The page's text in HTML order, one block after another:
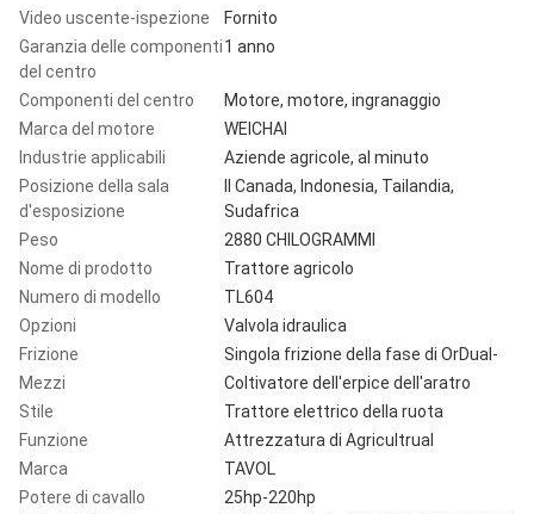
Video uscente-ispezione
Fornito
Garanzia delle componenti
del centro
1 anno
Componenti del centro
Motore, motore, ingranaggio
Marca del motore
WEICHAI
Industrie applicabili
Aziende agricole, al minuto
Posizione della sala
d'esposizione
Il Canada, Indonesia, Tailandia,
Sudafrica
Peso
2880 CHILOGRAMMI
Nome di prodotto
Trattore agricolo
Numero di modello
TL604
Opzioni
Valvola idraulica
Frizione
Singola frizione della fase di OrDual-
Mezzi
Coltivatore dell'erpice dell'aratro
Stile
Trattore elettrico della ruota
Funzione
Attrezzatura di Agricultrual
Marca
TAVOL
Potere di cavallo
25hp-220hp